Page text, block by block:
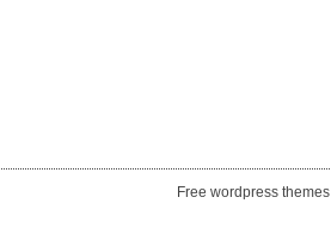
Free wordpress themes